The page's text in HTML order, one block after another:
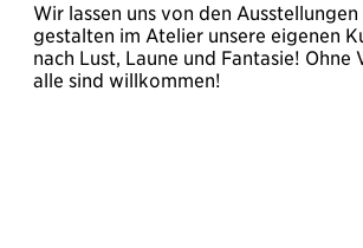
Wir lassen uns von den
gestalten im Atelier unsere eigenen
nach Lust, Laune und Fantasie! Ohne
alle sind willkommen!